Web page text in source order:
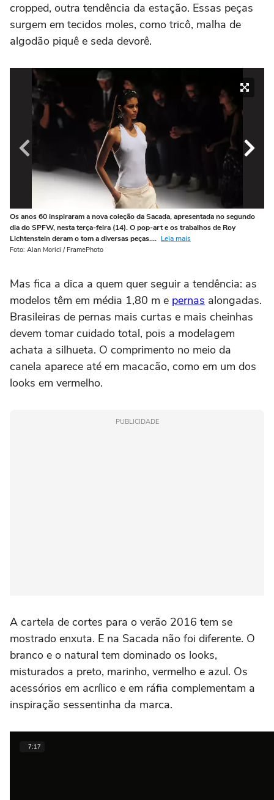
cropped, outra tendência da estação. Essas peças
surgem em tecidos moles, como tricô, malha de
algodão piquê e seda devorê.
Os anos 60 inspiraram a nova coleção da Sacada, apresentada no segundo
dia do SPFW, nesta terça-feira (14). O pop-art e os trabalhos de Roy
Lichtenstein deram o tom a diversas peças.... Leia mais
Foto: Alan Morici / FramePhoto
Mas fica a dica a quem quer seguir a tendência: as
modelos têm em média 1,80 m e pernas alongadas.
Brasileiras de pernas mais curtas e mais cheinhas
devem tomar cuidado total, pois a modelagem
achata a silhueta. O comprimento no meio da
canela aparece até em macacão, como em um dos
looks em vermelho.
PUBLICIDADE
A cartela de cortes para o verão 2016 tem se
mostrado enxuta. E na Sacada não foi diferente. O
branco e o natural tem dominado os looks,
misturados a preto, marinho, vermelho e azul. Os
acessórios em acrílico e em ráfia complementam a
inspiração sessentinha da marca.